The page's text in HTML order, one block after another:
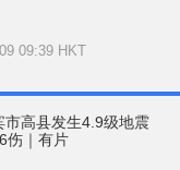
09:39 HKT
市高县发生4.9级地震
伤｜有片